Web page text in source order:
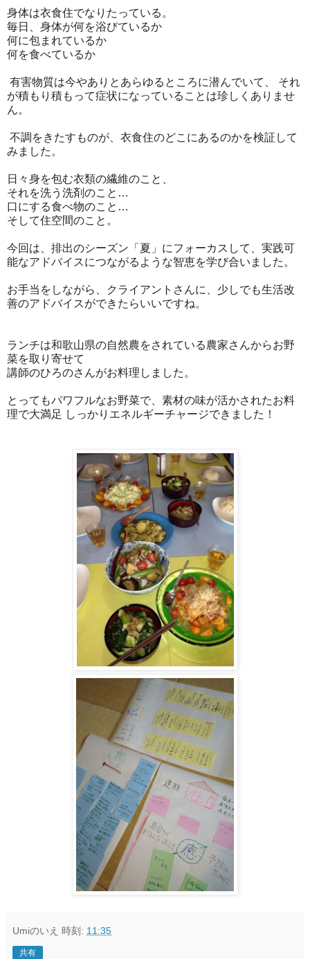
身体は衣食住でなりたっている。
毎日、身体が何を浴びているか
何に包まれているか
何を食べているか
有害物質は今やありとあらゆるところに潜んでいて、 それ
が積もり積もって症状になっていることは珍しくありませ
ん。
不調をきたすものが、衣食住のどこにあるのかを検証して
みました。
日々身を包む衣類の繊維のこと、
それを洗う洗剤のこと…
口にする食べ物のこと…
そして住空間のこと。
今回は、排出のシーズン「夏」にフォーカスして、実践可
能なアドバイスにつながるような智恵を学び合いました。
お手当をしながら、クライアントさんに、少しでも生活改
善のアドバイスができたらいいですね。
ランチは和歌山県の自然農をされている農家さんからお野
菜を取り寄せて
講師のひろのさんがお料理しました。
とってもパワフルなお野菜で、素材の味が活かされたお料
理で大満足 しっかりエネルギーチャージできました！
Umiのいえ 時刻: 11:35
共有